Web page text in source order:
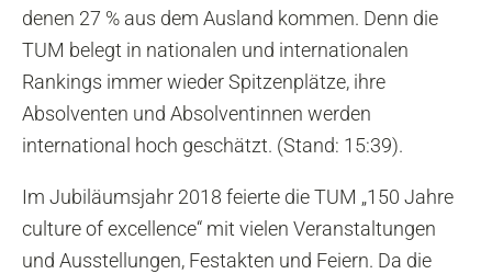
denen 27 % aus dem Ausland kommen. Denn die
TUM belegt in nationalen und internationalen
Rankings immer wieder Spitzenplätze, ihre
Absolventen und Absolventinnen werden
international hoch geschätzt. (Stand: 15:39).
Im Jubiläumsjahr 2018 feierte die TUM „150 Jahre
culture of excellence“ mit vielen Veranstaltungen
und Ausstellungen, Festakten und Feiern. Da die